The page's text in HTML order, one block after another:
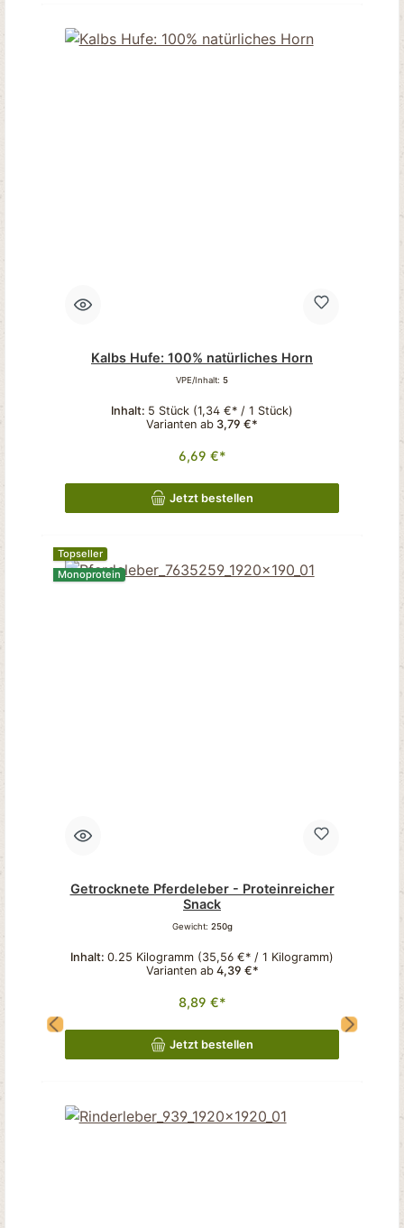
Kalbs Hufe: 100% natürliches Horn
VPE/Inhalt: 5
Inhalt: 5 Stück (1,34 €* / 1 Stück)
Varianten ab 3,79 €*
6,69 €*
Jetzt bestellen
Topseller
Monoprotein
Getrocknete Pferdeleber - Proteinreicher
Snack
Gewicht: 250g
Inhalt: 0.25 Kilogramm (35,56 €* / 1 Kilogramm)
Varianten ab4,39 €*
8,89 €*
Jetzt bestellen